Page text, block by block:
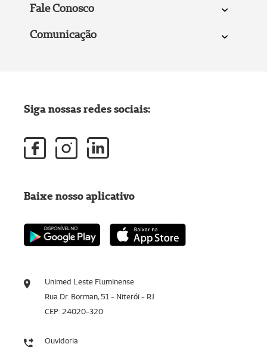
Fale Conosco
Comunicação
Unimed Leste Fluminense
Rua Dr. Borman, 51 - Niterói - RJ
CEP: 24020-320
Ouvidoria
Siga nossas redes sociais:
Baixe nosso aplicativo